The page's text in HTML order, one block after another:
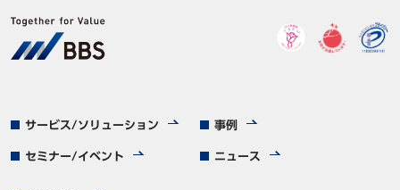
サービス/ソリューション 事例
セミナー/イベント ニュース